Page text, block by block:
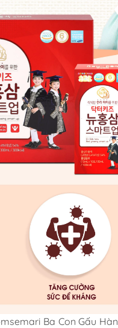
Ba Con Gấu